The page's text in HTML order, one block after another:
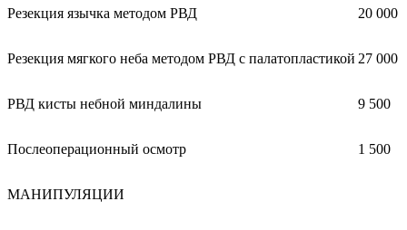
Резекция язычка методом РВД 20 000
Резекция мягкого неба методом РВД с палатопластикой 27 000
РВД кисты небной миндалины 9 500
Послеоперационный осмотр 1 500
МАНИПУЛЯЦИИ